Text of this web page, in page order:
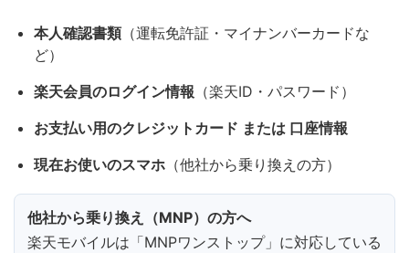
本人確認書類（運転免許証・マイナンバーカードな
ど）
楽天会員のログイン情報 （楽天ID・パスワード）
お支払い用のクレジットカード または 口座情報
現在お使いのスマホ （他社から乗り換えの方）
他社から乗り換え（MNP）の方へ
楽天モバイルは「MNPワンストップ」に対応している